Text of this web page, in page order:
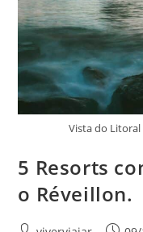
Vista do
5 Resorts
o Réveillon.